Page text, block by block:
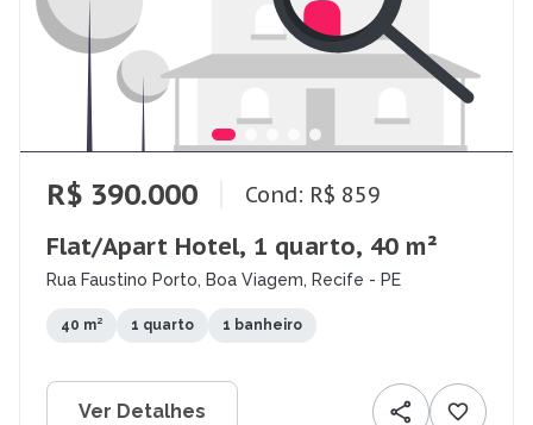
R$ 390.000 Cond: R$ 859
Flat/Apart Hotel, 1 quarto, 40 m²
Rua Faustino Porto, Boa Viagem, Recife - PE
40 m² 1 quarto 1 banheiro
Ver Detalhes